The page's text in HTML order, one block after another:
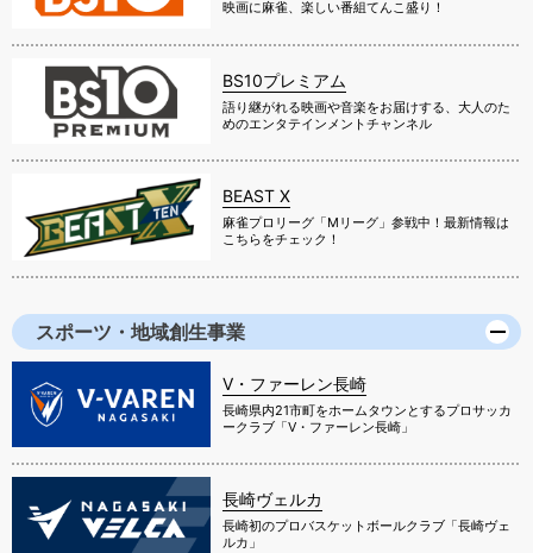
映画に麻雀、楽しい番組てんこ盛り！
BS10プレミアム
語り継がれる映画や音楽をお届けする、大人のた
めのエンタテインメントチャンネル
BEAST X
麻雀プロリーグ「Mリーグ」参戦中！最新情報は
こちらをチェック！
スポーツ・地域創生事業
V・ファーレン長崎
長崎県内21市町をホームタウンとするプロサッカ
ークラブ「V・ファーレン長崎」
長崎ヴェルカ
長崎初のプロバスケットボールクラブ「長崎ヴェ
ルカ」